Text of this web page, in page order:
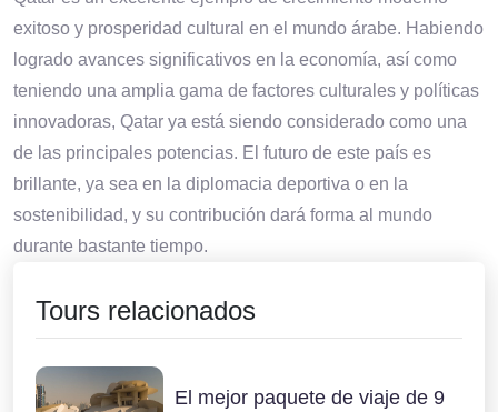
exitoso y prosperidad cultural en el mundo árabe. Habiendo
logrado avances significativos en la economía, así como
teniendo una amplia gama de factores culturales y políticas
innovadoras, Qatar ya está siendo considerado como una
de las principales potencias. El futuro de este país es
brillante, ya sea en la diplomacia deportiva o en la
sostenibilidad, y su contribución dará forma al mundo
durante bastante tiempo.
Tours relacionados
El mejor paquete de viaje de 9